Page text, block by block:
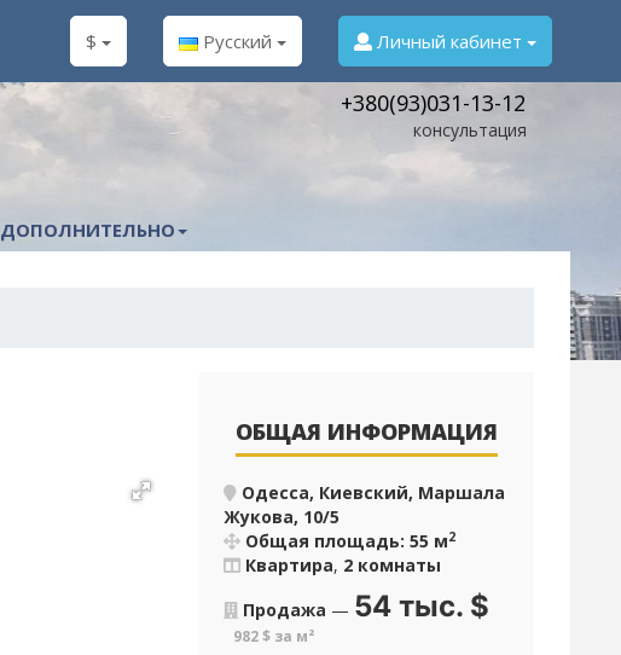
$ Русский Личный кабинет
+380(93)031-13-12
консультация
ДОПОЛНИТЕЛЬНО
ОБЩАЯ ИНФОРМАЦИЯ
Одесса, Киевский, Маршала
Жукова, 10/5
Общая площадь: 55 м2
Квартира, 2 комнаты
Продажа — 54 тыс. $
982 $ за м²